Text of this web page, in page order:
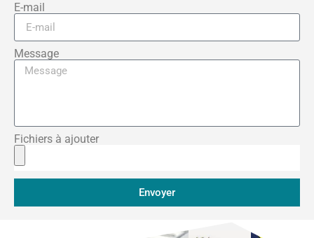
E-mail
Message
Fichiers à ajouter
Envoyer